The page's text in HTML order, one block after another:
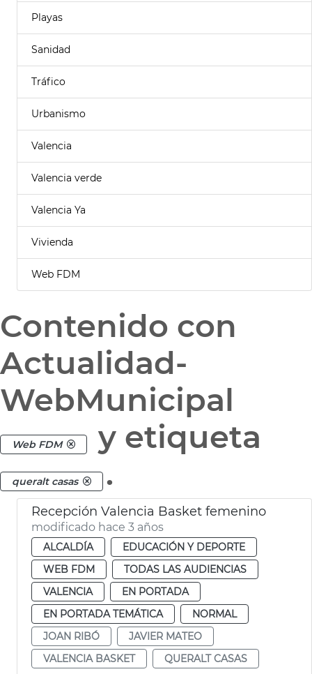
Playas
Sanidad
Tráfico
Urbanismo
Valencia
Valencia verde
Valencia Ya
Vivienda
Web FDM
Contenido con
Actualidad-
WebMunicipal
Web FDM y etiqueta
queralt casas .
Recepción Valencia Basket femenino
modificado hace 3 años
ALCALDÍA
EDUCACIÓN Y DEPORTE
WEB FDM
TODAS LAS AUDIENCIAS
VALENCIA
EN PORTADA
EN PORTADA TEMÁTICA
NORMAL
JOAN RIBÓ
JAVIER MATEO
VALENCIA BASKET
QUERALT CASAS